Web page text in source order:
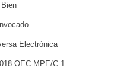
Bien
Electrónica
OEC-MPE/C-1